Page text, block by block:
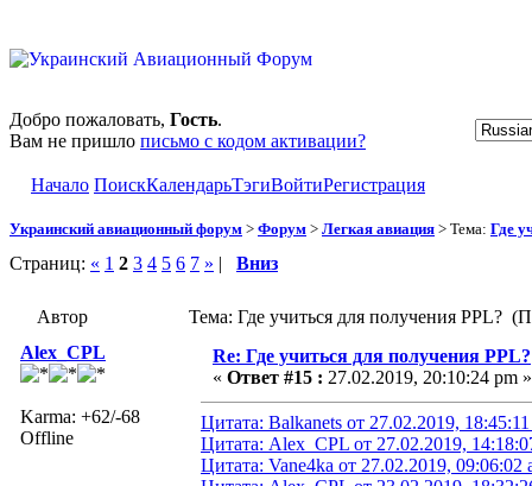
Добро пожаловать, Гость.
Вам не пришло письмо с кодом активации?
Начало ПоискКалендарьТэгиВойтиРегистрация
Украинский авиационный форум > Форум > Легкая авиация > Тема: Где
Страниц: « 1 2 3 4 5 6 7 » | Вниз
Автор
Тема: Где учиться для получения PPL?
Alex_CPL
Karma: +62/-68
Offline
Re: Где учиться для получения PPL?
« Ответ #15 : 27.02.2019, 20:10:24 pm »
Цитата: Balkanets от 27.02.2019,
Цитата: Alex_CPL от 27.02.2019,
Цитата: Vane4ka от 27.02.2019, 09:06:02